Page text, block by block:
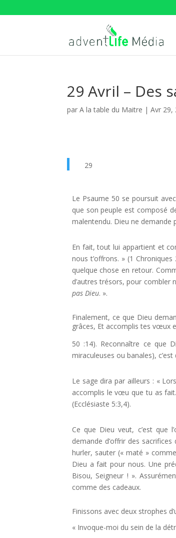
29 Avril – Des
parA la table du Maitre |Avr 29,
29
Le Psaume 50 se poursuit
que son peuple est composé
malentendu. Dieu ne demande
En fait, tout lui appartient et
nous t’offrons. » (1
quelque chose en retour.
d’autres trésors, pour combler
pas Dieu. ».
Finalement, ce que Dieu
grâces, Et accomplis tes vœux
50 :14). Reconnaître ce que
miraculeuses ou banales),
Le sage dira par ailleurs : «
accomplis le vœu que tu as
(Ecclésiaste 5:3,4).
Ce que Dieu veut, c’est que
demande d’offrir des sacrifices
hurler, sauter (« maté »
Dieu a fait pour nous. Une
Bisou, Seigneur ! ».
comme des cadeaux.
Finissons avec deux strophes
« Invoque-moi du sein de la